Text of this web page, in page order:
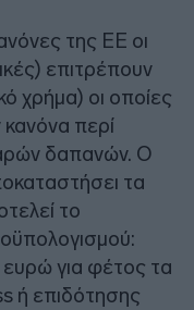
της ΕΕ οι
επιτρέπουν
χρήμα) οι οποίες
περί
δαπανών. Ο
τα
το
ευρώ για φέτος τα
ή επιδότησης